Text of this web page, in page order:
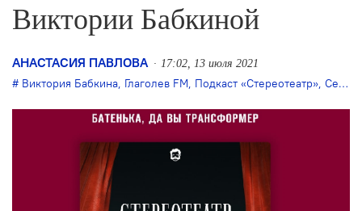
Виктории Бабкиной
АНАСТАСИЯ ПАВЛОВА 17:02, 13 июля 2021
Виктория Бабкина, Глаголев FM, Подкаст «Стереотеатр», Сергей Фишер